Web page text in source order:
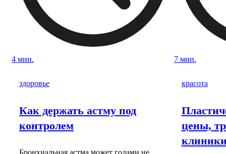
4 мин.
здоровье
Как держать астму под
контролем
Бронхиальная астма может годами не
7 мин.
красота
цены,